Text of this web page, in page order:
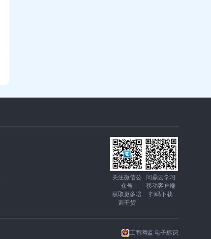
关注微信公
众号
获取更多培
训干货
问鼎云学习
移动客户端
扫码下载
工商网监 电子标识